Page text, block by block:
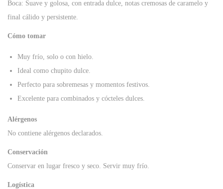
1
7
0
c
l
t
i
Boca: Suave y golosa, con entrada dulce, notas cremosas de caramelo y
final cálido y persistente.
Cómo tomar
Muy frío, solo o con hielo.
Ideal como chupito dulce.
Perfecto para sobremesas y momentos festivos.
Excelente para combinados y cócteles dulces.
Alérgenos
No contiene alérgenos declarados.
Conservación
Conservar en lugar fresco y seco. Servir muy frío.
Logística